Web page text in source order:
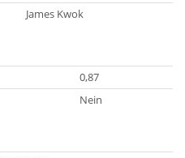
James Kwok
0,87
Nein